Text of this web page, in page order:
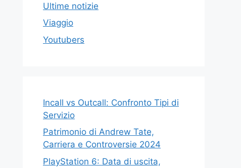
Ultime notizie
Viaggio
Youtubers
Incall vs Outcall: Confronto Tipi di
Servizio
Patrimonio di Andrew Tate,
Carriera e Controversie 2024
PlayStation 6: Data di uscita,